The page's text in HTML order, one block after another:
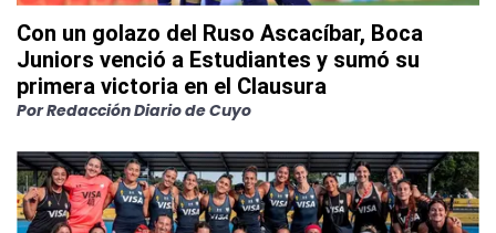
Con un golazo del Ruso Ascacíbar, Boca
Juniors venció a Estudiantes y sumó su
primera victoria en el Clausura
PorRedacción Diario de Cuyo